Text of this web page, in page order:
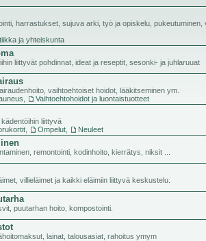
harrastukset, sujuva arki, työ ja opiskelu, pukeutuminen,
ja yhteiskunta
liittyvät pohdinnat, ideat ja reseptit, sesonki- ja juhlaruuat
vaihtoehtoiset hoidot, lääkitseminen ym.
Vaihtoehtohoidot ja luontaistuotteet
liittyvä
Ompelut Neuleet
remontointi, kodinhoito, kierrätys, niksit ...
villieläimet ja kaikki eläimiin liittyvä keskustelu.
puutarhan hoito, kompostointi.
lainat, talousasiat, rahoitus ymym